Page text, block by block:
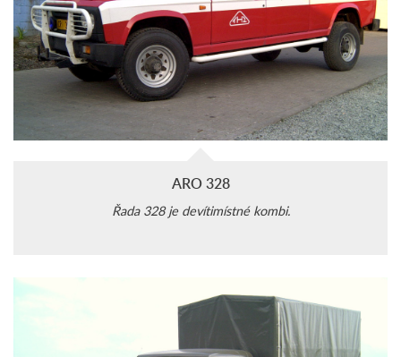
ARO 328
Řada 328 je devítimístné kombi.